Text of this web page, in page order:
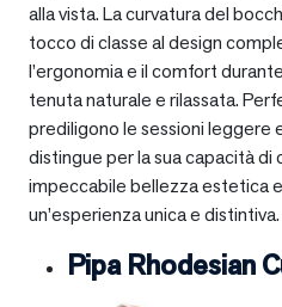
alla vista. La curvatura del
tocco di classe al design
l’ergonomia e il comfort
tenuta naturale e rilassata.
prediligono le sessioni leggere
distingue per la sua capacità di
impeccabile bellezza estetica
un’esperienza unica e distintiva.
Pipa Rhodesian